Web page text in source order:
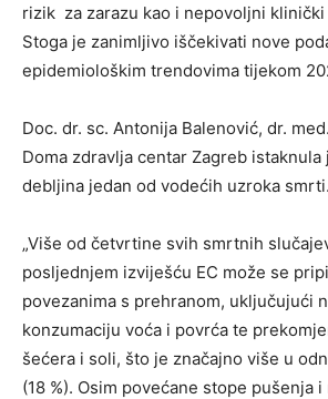
rizik za zarazu kao i nepovoljni
Stoga je zanimljivo iščekivati nove
epidemiološkim trendovima tijekom
Doc. dr. sc. Antonija Balenović, dr.
Doma zdravlja centar Zagreb istaknula
debljina jedan od vodećih uzroka smrti.
„Više od četvrtine svih smrtnih
posljednjem izviješću EC može se
povezanima s prehranom, uključujući
konzumaciju voća i povrća te
šećera i soli, što je značajno više u
(18 %). Osim povećane stope pušenja